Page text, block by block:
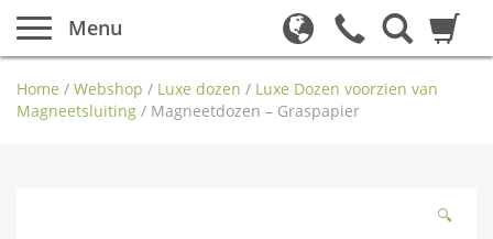
Menu
Home / Webshop / Luxe dozen / Luxe Dozen voorzien van
Magneetsluiting / Magneetdozen – Graspapier
🔍